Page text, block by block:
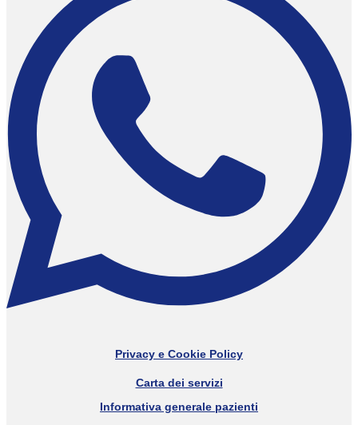
Privacy e Cookie Policy
Carta dei servizi
Informativa generale pazienti